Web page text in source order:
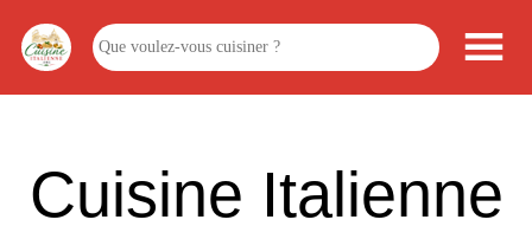
Cuisine Italienne